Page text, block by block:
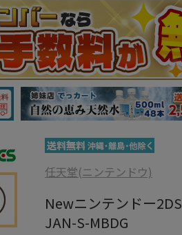
任天堂(ニンテンドウ)
Newニンテンドー
JAN-S-MBDG